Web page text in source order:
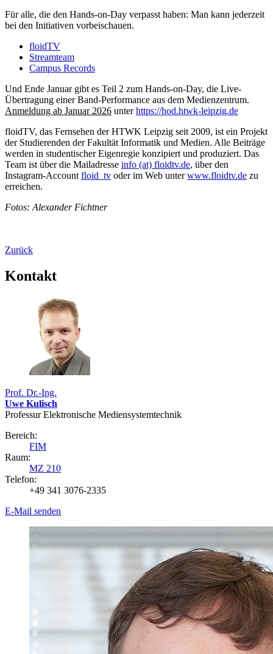
Für alle, die den Hands-on-Day verpasst haben: Man kann jederzeit
bei den Initiativen vorbeischauen.
floidTV
Streamteam
Campus Records
Und Ende Januar gibt es Teil 2 zum Hands-on-Day, die Live-
Übertragung einer Band-Performance aus dem Medienzentrum.
Anmeldung ab Januar 2026 unterhttps://hod.htwk-leipzig.de
floidTV, das Fernsehen der HTWK Leipzig seit 2009, ist ein Projekt
der Studierenden der Fakultät Informatik und Medien. Alle Beiträge
werden in studentischer Eigenregie konzipiert und produziert. Das
Team ist über die Mailadresse info (at) floidtv.de, über den
Instagram-Account floid_tv oder im Web unterwww.floidtv.de zu
erreichen.
Fotos: Alexander Fichtner
Zurück
Kontakt
Prof. Dr.-Ing.
Uwe Kulisch
Professur Elektronische Mediensystemtechnik
Bereich:
FIM
Raum:
MZ 210
Telefon:
+49 341 3076-2335
E-Mail senden